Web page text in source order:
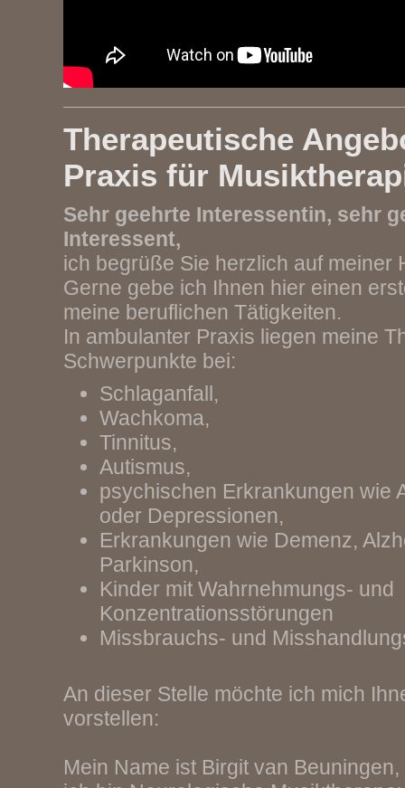
Therapeutische
Praxis für
Sehr geehrte Interessentin, sehr
Interessent,
ich begrüße Sie herzlich auf meiner
Gerne gebe ich Ihnen hier einen
meine beruflichen Tätigkeiten.
In ambulanter Praxis liegen meine
Schwerpunkte bei:
Schlaganfall,
Wachkoma,
Tinnitus,
Autismus,
psychischen Erkrankungen wie
oder Depressionen,
Erkrankungen wie Demenz,
Parkinson,
Kinder mit Wahrnehmungs- und
Konzentrationsstörungen
Missbrauchs- und
An dieser Stelle möchte ich mich
vorstellen:
Mein Name ist Birgit van Beuningen,